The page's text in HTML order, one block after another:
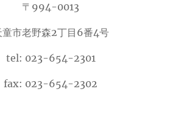
〒994-0013
童市老野森2丁目6番4号
tel: 023-654-2301
fax: 023-654-2302